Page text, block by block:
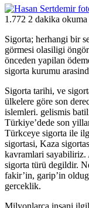
1.772 2 dakika okuma
Sigorta; herhangi bir
görmesi olasiligi
önceden yapilan
sigorta kurumu
Sigorta tarihi, ve
ülkelere göre son
islemleri. gelismis
Türkiye’dede son
Türkceye sigorta ile
sigortasi, Kaza
kavramlari
sigorta türü degildir.
fakir’in, garip’in
gerceklik.
Milyonlarca insani